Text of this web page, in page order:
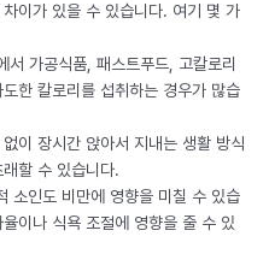
이가 있을 수 있습니다. 여기 몇 가
가공식품, 패스트푸드, 고칼로리
한 칼로리를 섭취하는 경우가 많습
이 장시간 앉아서 지내는 생활 방식
할 수 있습니다.
소인도 비만에 영향을 미칠 수 있습
이나 식욕 조절에 영향을 줄 수 있